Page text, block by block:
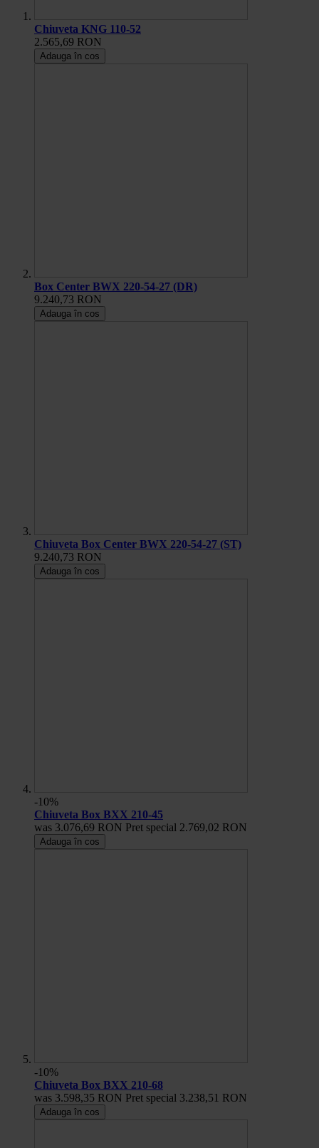
Chiuveta KNG 110-52
2.565,69 RON
Adauga în cos
Box Center BWX 220-54-27 (DR)
9.240,73 RON
Adauga în cos
Chiuveta Box Center BWX 220-54-27 (ST)
9.240,73 RON
Adauga în cos
-10%
Chiuveta Box BXX 210-45
was 3.076,69 RON Pret special 2.769,02 RON
Adauga în cos
-10%
Chiuveta Box BXX 210-68
was 3.598,35 RON Pret special 3.238,51 RON
Adauga în cos